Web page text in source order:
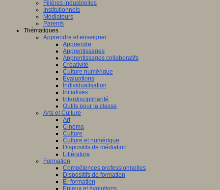
Filières industrielles
Institutionnels
Médiateurs
Parents
Thématiques
Apprendre et enseigner
Apprendre
Apprentissages
Apprentissages collaboratifs
Créativité
Culture numérique
Evaluations
Individualisation
Initiatives
Interdisciplinarité
Outils pour la classe
Arts et Culture
Art
Cinéma
Culture
Culture et numérique
Dispositifs de médiation
Littérature
Formation
Compétences professionnelles
Dispositifs de formation
E- formation
Enjeux et évolutions